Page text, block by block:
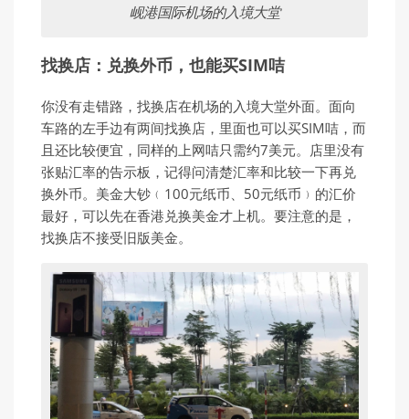
岘港国际机场的入境大堂
找换店：兑换外币，也能买SIM咭
你没有走错路，找换店在机场的入境大堂外面。面向
车路的左手边有两间找换店，里面也可以买SIM咭，而
且还比较便宜，同样的上网咭只需约7美元。店里没有
张贴汇率的告示板，记得问清楚汇率和比较一下再兑
换外币。美金大钞﹙100元纸币、50元纸币﹚的汇价
最好，可以先在香港兑换美金才上机。要注意的是，
找换店不接受旧版美金。